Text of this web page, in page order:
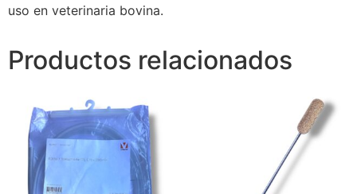
uso en veterinaria bovina.
Productos relacionados